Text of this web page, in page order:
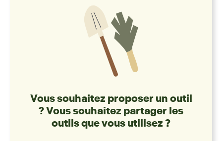
Vous souhaitez proposer un outil
? Vous souhaitez partager les
outils que vous utilisez ?